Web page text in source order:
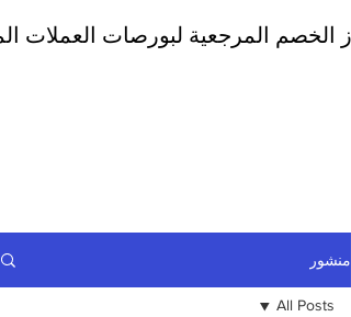
الخصم المرجعية لبورصات العملات
منشور
All Posts